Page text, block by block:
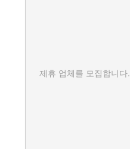
제휴 업체를 모집합니다.